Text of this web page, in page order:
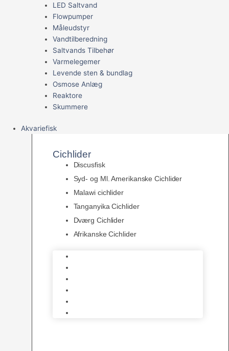
LED Saltvand
Flowpumper
Måleudstyr
Vandtilberedning
Saltvands Tilbehør
Varmelegemer
Levende sten & bundlag
Osmose Anlæg
Reaktore
Skummere
Akvariefisk
Cichlider
Discusfisk
Syd- og Ml. Amerikanske Cichlider
Malawi cichlider
Tanganyika Cichlider
Dværg Cichlider
Afrikanske Cichlider